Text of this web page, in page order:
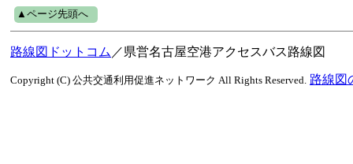
▲ページ先頭へ
路線図ドットコム ／県営名古屋空港アクセスバス路線図
Copyright (C) 公共交通利用促進ネットワーク All Rights Reserved. 路線図